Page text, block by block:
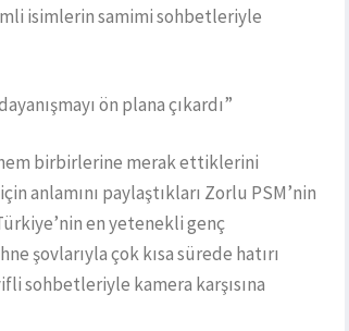
isimlerin samimi sohbetleriyle
ön plana çıkardı”
hem birbirlerine merak ettiklerini
anlamını paylaştıkları Zorlu PSM’nin
en yetenekli genç
şovlarıyla çok kısa sürede hatırı
sohbetleriyle kamera karşısına